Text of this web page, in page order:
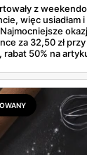
z
więc usiadłam i
za 32,50 zł
50% na
ale wyłącznie w
za 2,99 zł.
z Biedronki, po